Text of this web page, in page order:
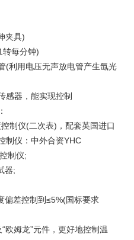
夹具)
转每分钟)
(利用电压无声放电管产生氙光
感器，能实现控制
制仪(二次表)，配套英国进口
制仪：中外合资YHC
制仪;
器;
偏差控制到≤5%(国标要求
欧姆龙”元件，更好地控制温